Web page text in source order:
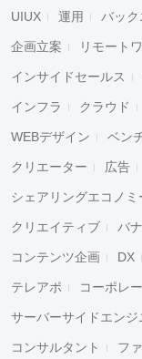
UIUX 運用 バック
企画立案 リモート
インサイドセールス
インフラ クラウド
WEBデザイン ベン
クリエーター 広告
シェアリングエコノミ
クリエイティブ バ
コンテンツ企画 DX
テレアポ コーポレ
サーバーサイドエンジ
コンサルタント フ